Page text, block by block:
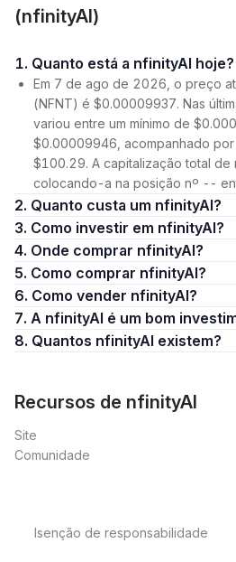
(nfinityAI)
1. Quanto está a nfinityAI hoje?
Em 7 de ago de 2026, o preço
(NFNT) é $0.00009937. Nas
variou entre um mínimo de
$0.00009946, acompanhado
$100.29. A capitalização total
colocando-a na posição nº --
2. Quanto custa um nfinityAI?
3. Como investir em nfinityAI?
4. Onde comprar nfinityAI?
5. Como comprar nfinityAI?
6. Como vender nfinityAI?
7. A nfinityAI é um bom
8. Quantos nfinityAI existem?
Recursos de nfinityAI
Site
Comunidade
Isenção de responsabilidade